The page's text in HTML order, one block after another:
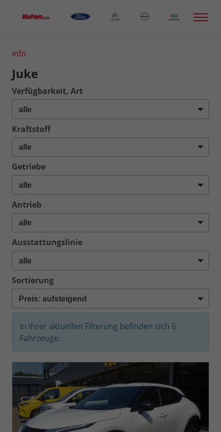
info
Juke
Verfügbarkeit, Art
Kraftstoff
Getriebe
Antrieb
Ausstattungslinie
Sortierung
In Ihrer aktuellen Filterung befinden sich 6
Fahrzeuge: